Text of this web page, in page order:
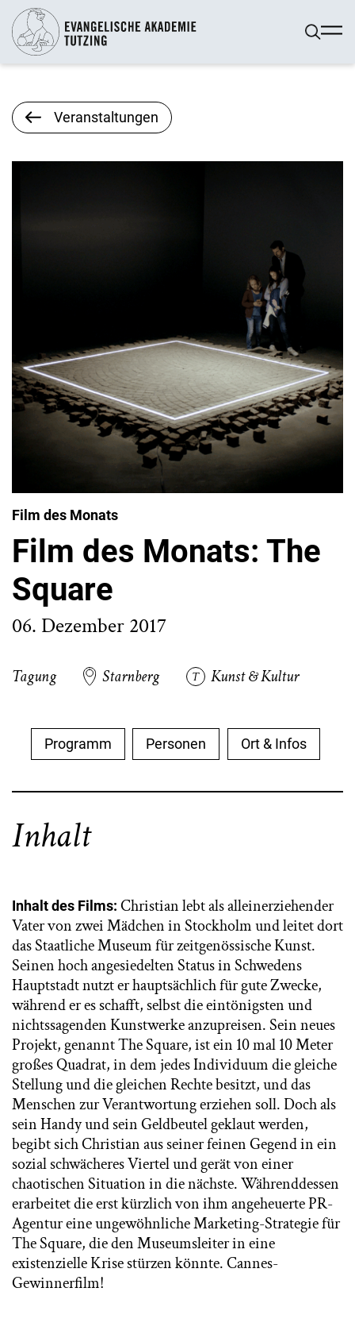
Veranstaltungen
Film des Monats
Film des Monats: The
Square
06. Dezember 2017
Tagung Starnberg Kunst & Kultur
Programm Personen Ort & Infos
Inhalt
Inhalt des Films: Christian lebt als alleinerziehender
Vater von zwei Mädchen in Stockholm und leitet dort
das Staatliche Museum für zeitgenössische Kunst.
Seinen hoch angesiedelten Status in Schwedens
Hauptstadt nutzt er hauptsächlich für gute Zwecke,
während er es schafft, selbst die eintönigsten und
nichtssagenden Kunstwerke anzupreisen. Sein neues
Projekt, genannt The Square, ist ein 10 mal 10 Meter
großes Quadrat, in dem jedes Individuum die gleiche
Stellung und die gleichen Rechte besitzt, und das
Menschen zur Verantwortung erziehen soll. Doch als
sein Handy und sein Geldbeutel geklaut werden,
begibt sich Christian aus seiner feinen Gegend in ein
sozial schwächeres Viertel und gerät von einer
chaotischen Situation in die nächste. Währenddessen
erarbeitet die erst kürzlich von ihm angeheuerte PR-
Agentur eine ungewöhnliche Marketing-Strategie für
The Square, die den Museumsleiter in eine
existenzielle Krise stürzen könnte. Cannes-
Gewinnerfilm!